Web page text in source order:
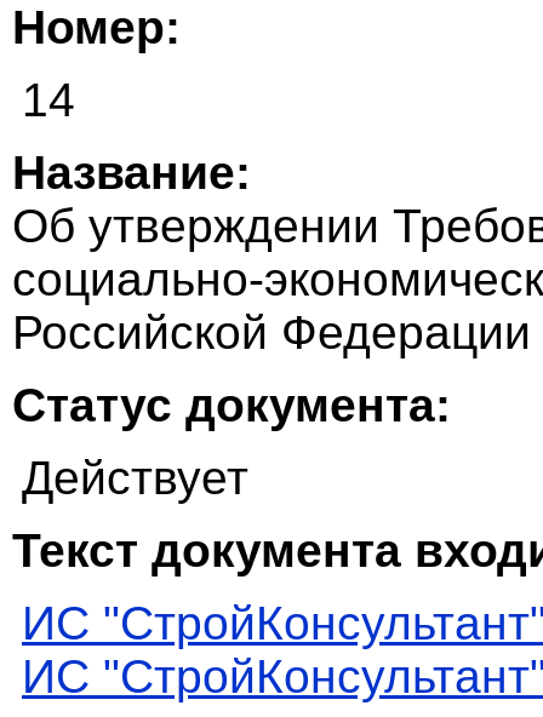
Номер:
14
Название:
Об утверждении
социально-
Российской Федерации
Статус документа:
Действует
Текст документа
ИС
ИС